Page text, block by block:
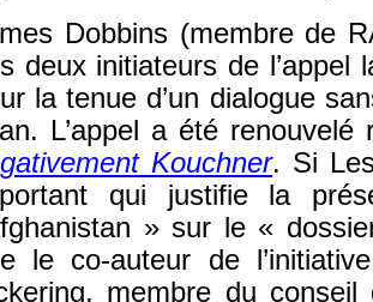
Dobbins (membre de
deux initiateurs de l’appel
la tenue d’un dialogue
L’appel a été
Kouchner. Si
qui justifie la
» sur le «
le co-auteur de
membre du conseil